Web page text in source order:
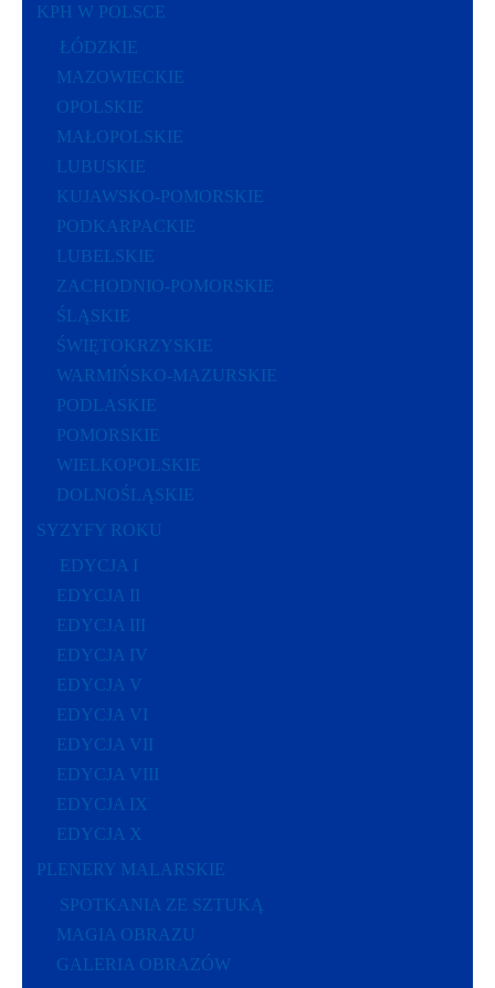
KPH W POLSCE
ŁÓDZKIE
MAZOWIECKIE
OPOLSKIE
MAŁOPOLSKIE
LUBUSKIE
KUJAWSKO-POMORSKIE
PODKARPACKIE
LUBELSKIE
ZACHODNIO-POMORSKIE
ŚLĄSKIE
ŚWIĘTOKRZYSKIE
WARMIŃSKO-MAZURSKIE
PODLASKIE
POMORSKIE
WIELKOPOLSKIE
DOLNOŚLĄSKIE
SYZYFY ROKU
EDYCJA I
EDYCJA II
EDYCJA III
EDYCJA IV
EDYCJA V
EDYCJA VI
EDYCJA VII
EDYCJA VIII
EDYCJA IX
EDYCJA X
PLENERY MALARSKIE
SPOTKANIA ZE SZTUKĄ
MAGIA OBRAZU
GALERIA OBRAZÓW